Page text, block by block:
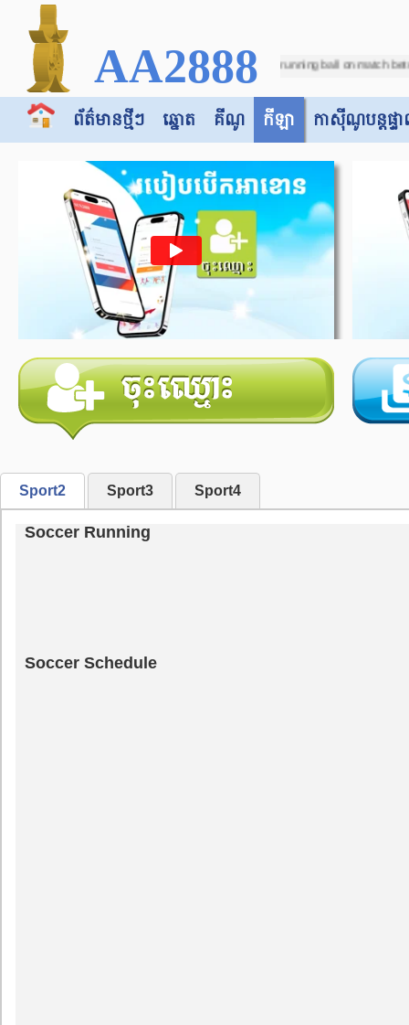
AA2888
to incorrect score (VAR Check) in running ball on match between
ព័ត៌មានថ្មីៗ ឆ្នោត គីណូ កីឡា កាស៊ី​​ណូបន្តផ្ទ
Sport2 Sport3 Sport4